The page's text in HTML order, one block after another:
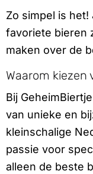
Zo simpel is
favoriete bieren
maken over de
Waarom kiezen
Bij
van unieke en
kleinschalige
passie voor
alleen de beste